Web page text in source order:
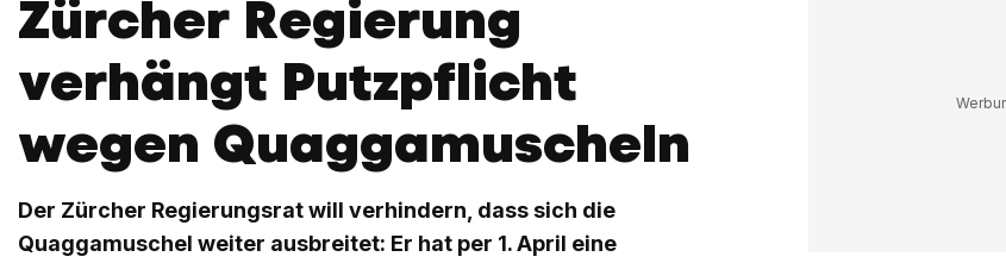
Zürcher Regierung
verhängt Putzpflicht
wegen Quaggamuscheln
Der Zürcher Regierungsrat will verhindern, dass sich die
Quaggamuschel weiter ausbreitet: Er hat per 1. April eine